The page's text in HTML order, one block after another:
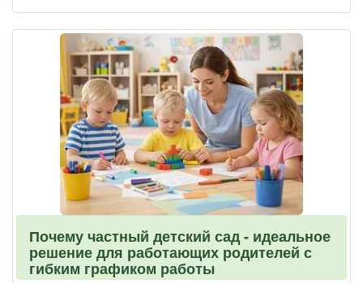
Почему частный детский сад - идеальное
решение для работающих родителей с
гибким графиком работы